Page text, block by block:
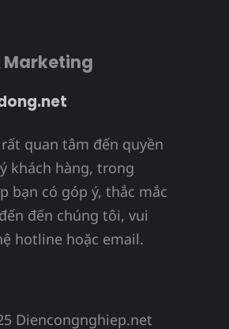
Marketing
quan tâm đến quyền
khách hàng, trong
bạn có góp ý, thắc mắc
đến chúng tôi, vui
hotline hoặc email.
Diencongnghiep.net